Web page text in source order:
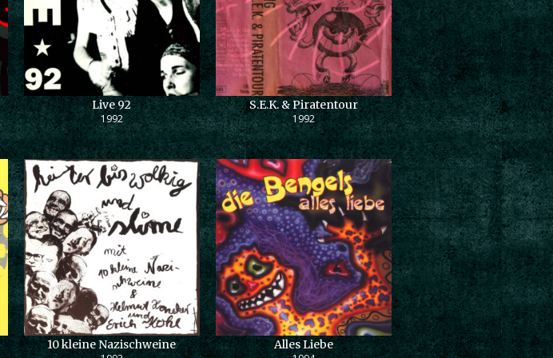
Live 92
1992
S.E.K. & Piratentour
1992
10 kleine Nazischweine Alles Liebe